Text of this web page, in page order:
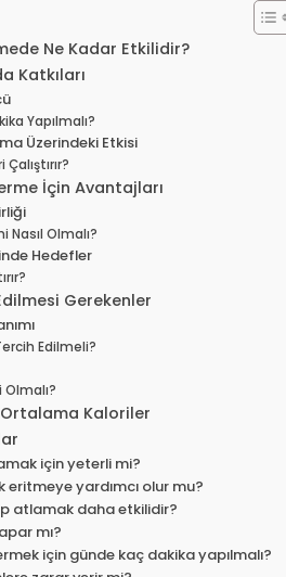
Ne Kadar Etkilidir?
Katkıları
Yapılmalı?
Üzerindeki Etkisi
İçin Avantajları
Nasıl Olmalı?
Hedefler
Gerekenler
Edilmeli?
Kaloriler
için yeterli mi?
yardımcı olur mu?
atlamak daha etkilidir?
mı?
için günde kaç dakika yapılmalı?